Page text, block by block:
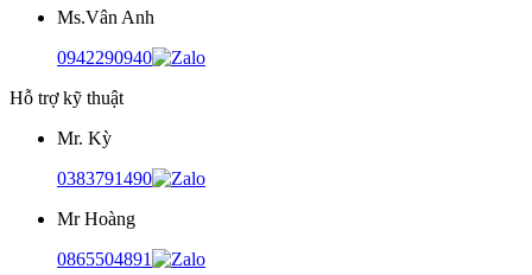
Ms.Vân Anh
0942290940
Hỗ trợ kỹ thuật
Mr. Kỳ
0383791490
Mr Hoàng
0865504891